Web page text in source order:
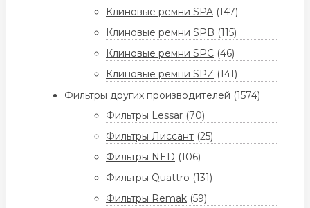
Клиновые ремни SPA (147)
Клиновые ремни SPB (115)
Клиновые ремни SPC (46)
Клиновые ремни SPZ (141)
Фильтры других производителей (1574)
Фильтры Lessar (70)
Фильтры Лиссант (25)
Фильтры NED (106)
Фильтры Quattro (131)
Фильтры Remak (59)